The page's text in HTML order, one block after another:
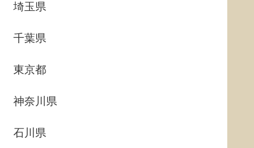
埼玉県
千葉県
東京都
神奈川県
石川県